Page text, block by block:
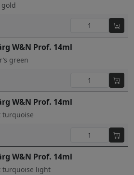
gold
W&N Prof. 14ml
green
W&N Prof. 14ml
turquoise
W&N Prof. 14ml
turquoise light